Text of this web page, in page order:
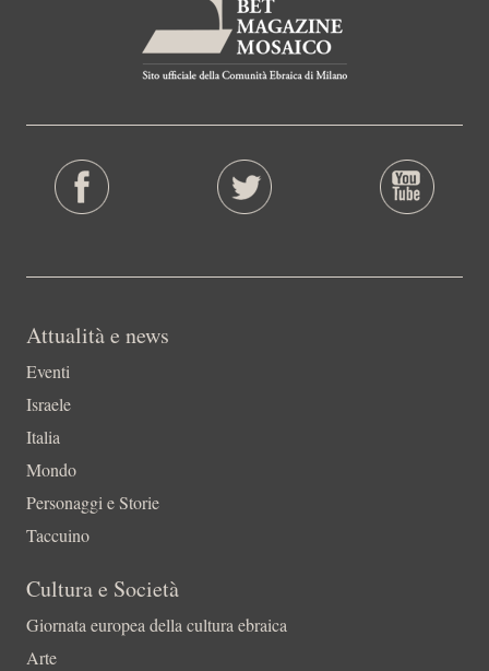
Attualità e news
Eventi
Israele
Italia
Mondo
Personaggi e Storie
Taccuino
Cultura e Società
Giornata europea della cultura ebraica
Arte